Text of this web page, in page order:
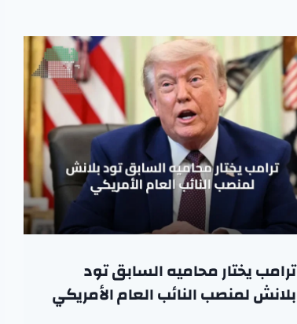
ترامب يختار محاميه السابق تود
بلانش لمنصب النائب العام الأمريكي